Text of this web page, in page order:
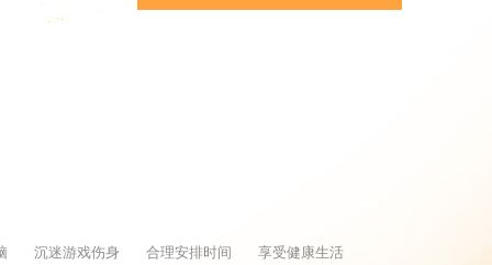
沉迷游戏伤身 合理安排时间 享受健康生活